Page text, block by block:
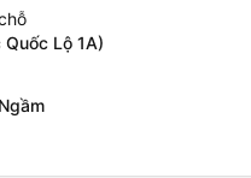
Lộ 1A)